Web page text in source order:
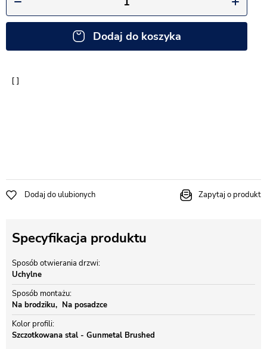
Dodaj do koszyka
Dodaj do ulubionych Zapytaj o produkt
Specyfikacja produktu
Sposób otwierania drzwi
Uchylne
Sposób montażu
Na brodziku
Na posadzce
Kolor profili
Szczotkowana stal - Gunmetal Brushed